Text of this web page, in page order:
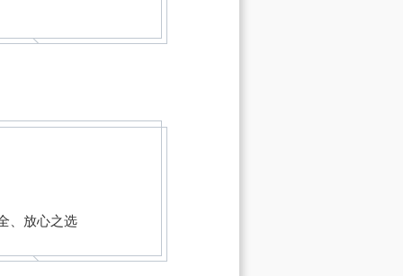
、放心之选